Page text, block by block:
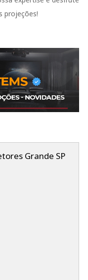
projeções!
Grande SP